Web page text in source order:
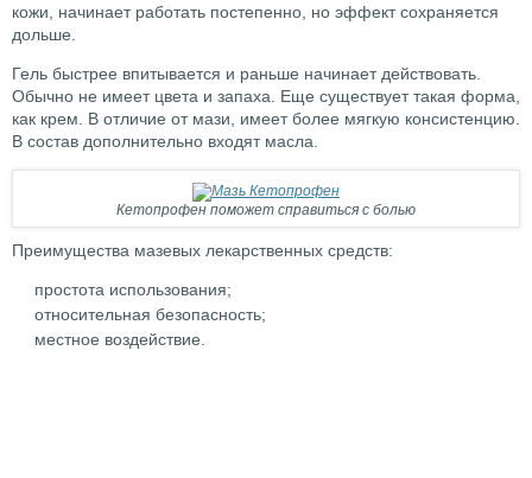
кожи, начинает работать постепенно, но эффект сохраняется
дольше.
Гель быстрее впитывается и раньше начинает действовать.
Обычно не имеет цвета и запаха. Еще существует такая форма,
как крем. В отличие от мази, имеет более мягкую консистенцию.
В состав дополнительно входят масла.
Кетопрофен поможет справиться с болью
Преимущества мазевых лекарственных средств:
простота использования;
относительная безопасность;
местное воздействие.